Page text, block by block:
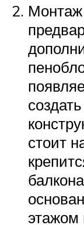
Монтаж
стоит